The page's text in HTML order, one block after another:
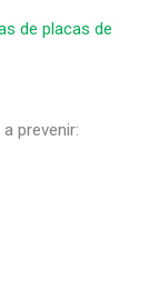
de placas de
prevenir: